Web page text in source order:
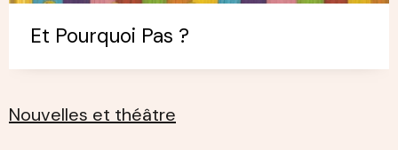
Et Pourquoi Pas ?
Nouvelles et théâtre